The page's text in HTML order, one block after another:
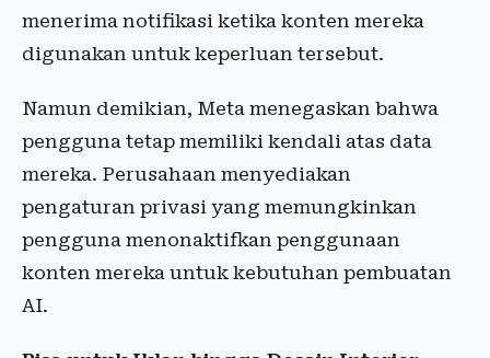
menerima notifikasi ketika konten mereka
digunakan untuk keperluan tersebut.
Namun demikian, Meta menegaskan bahwa
pengguna tetap memiliki kendali atas data
mereka. Perusahaan menyediakan
pengaturan privasi yang memungkinkan
pengguna menonaktifkan penggunaan
konten mereka untuk kebutuhan pembuatan
AI.